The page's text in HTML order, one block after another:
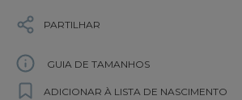
PARTILHAR
GUIA DE TAMANHOS
ADICIONAR À LISTA DE NASCIMENTO